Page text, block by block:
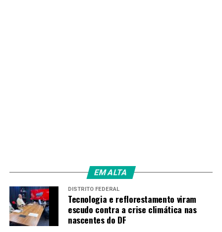
EM ALTA
DISTRITO FEDERAL
Tecnologia e reflorestamento viram
escudo contra a crise climática nas
nascentes do DF